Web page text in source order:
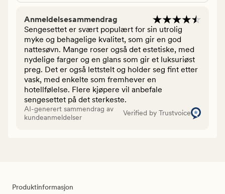
Anmeldelsesammendrag
Sengesettet er svært populært for sin utrolig
myke og behagelige kvalitet, som gir en god
nattesøvn. Mange roser også det estetiske, med
nydelige farger og en glans som gir et luksuriøst
preg. Det er også lettstelt og holder seg fint etter
vask, med enkelte som fremhever en
hotellfølelse. Flere kjøpere vil anbefale
sengesettet på det sterkeste.
AI-generert sammendrag av
kundeanmeldelser
Verified by Trustvoice
Produktinformasjon